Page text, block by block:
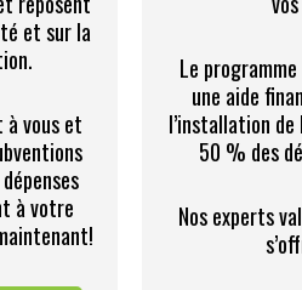
et sur la
à vous et
à votre
Le
une aide
l’installation de
50 % des
Nos experts